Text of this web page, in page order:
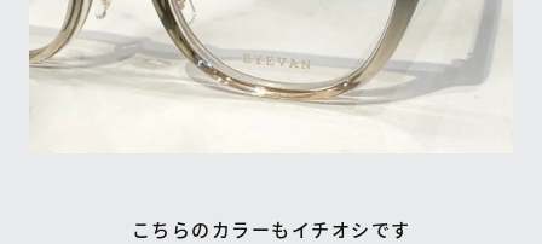
こちらのカラーもイチオシです